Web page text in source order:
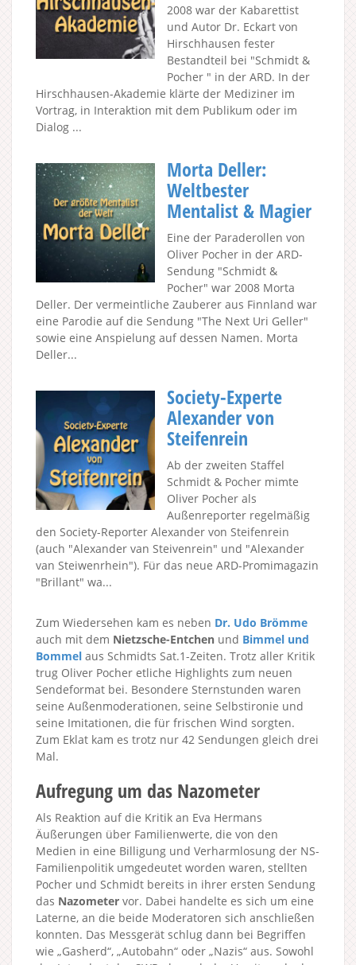
2008 war der Kabarettist
und Autor Dr. Eckart von
Hirschhausen fester
Bestandteil bei "Schmidt &
Pocher " in der ARD. In der
Hirschhausen-Akademie klärte der Mediziner im
Vortrag, in Interaktion mit dem Publikum oder im
Dialog ...
Morta Deller:
Weltbester
Mentalist & Magier
Eine der Paraderollen von
Oliver Pocher in der ARD-
Sendung "Schmidt &
Pocher" war 2008 Morta
Deller. Der vermeintliche Zauberer aus Finnland war
eine Parodie auf die Sendung "The Next Uri Geller"
sowie eine Anspielung auf dessen Namen. Morta
Deller...
Society-Experte
Alexander von
Steifenrein
Ab der zweiten Staffel
Schmidt & Pocher mimte
Oliver Pocher als
Außenreporter regelmäßig
den Society-Reporter Alexander von Steifenrein
(auch "Alexander van Steivenrein" und "Alexander
van Steiwenrhein"). Für das neue ARD-Promimagazin
"Brillant" wa...
Zum Wiedersehen kam es neben Dr. Udo Brömme
auch mit dem Nietzsche-Entchen und Bimmel und
Bommel aus Schmidts Sat.1-Zeiten. Trotz aller Kritik
trug Oliver Pocher etliche Highlights zum neuen
Sendeformat bei. Besondere Sternstunden waren
seine Außenmoderationen, seine Selbstironie und
seine Imitationen, die für frischen Wind sorgten.
Zum Eklat kam es trotz nur 42 Sendungen gleich drei
Mal.
Aufregung um das Nazometer
Als Reaktion auf die Kritik an Eva Hermans
Äußerungen über Familienwerte, die von den
Medien in eine Billigung und Verharmlosung der NS-
Familienpolitik umgedeutet worden waren, stellten
Pocher und Schmidt bereits in ihrer ersten Sendung
das Nazometer vor. Dabei handelte es sich um eine
Laterne, an die beide Moderatoren sich anschließen
konnten. Das Messgerät schlug dann bei Begriffen
wie „Gasherd“, „Autobahn“ oder „Nazis“ aus. Sowohl